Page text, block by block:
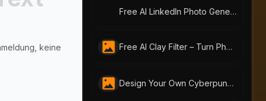
keine
Free AI LinkedIn Photo Generator – Instant Professional Headshots by AI-Portraits.org
Free AI Clay Filter – Turn Photos into Playful Clay Art
Design Your Own Cyberpunk Character Instantly With Free AI Cyberpunk Character Generator | AI-Portraits.org